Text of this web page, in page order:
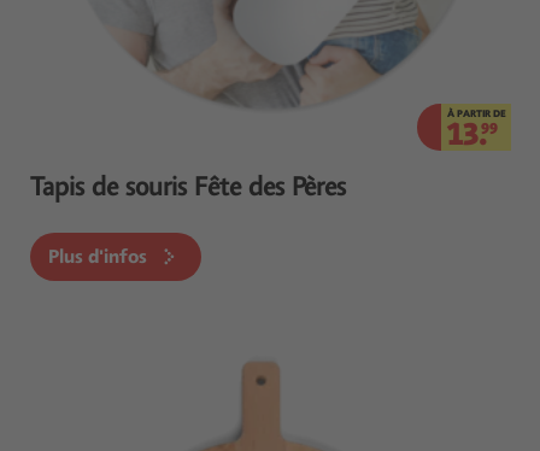
À PARTIR DE
13.99
Tapis de souris Fête des Pères
Plus d'infos